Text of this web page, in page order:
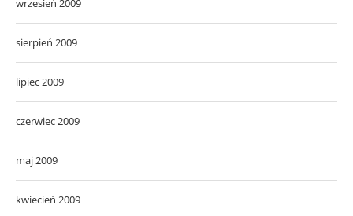
wrzesień 2009
sierpień 2009
lipiec 2009
czerwiec 2009
maj 2009
kwiecień 2009